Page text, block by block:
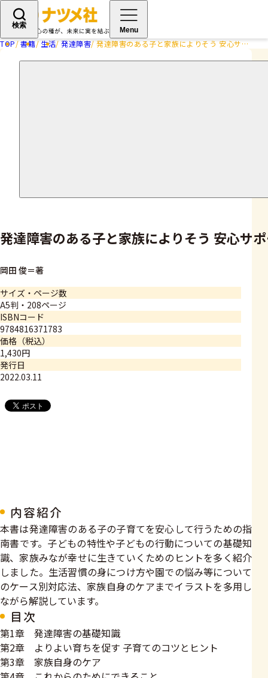
検索
Menu
TOP 書籍 生活 発達障害 発達障害のある子と家族によりそう 安心サポートBOOK 幼児編
発達障害のある子と家族によりそう 安心サ
岡田 俊＝著
サイズ・ページ数
A5判・208ページ
ISBNコード
9784816371783
価格（税込）
1,430円
発行日
2022.03.11
内容紹介
本書は発達障害のある子の子育てを安心して行うための指
南書です。子どもの特性や子どもの行動についての基礎知
識、家族みなが幸せに生きていくためのヒントを多く紹介
しました。生活習慣の身につけ方や園での悩み等について
のケース別対応法、家族自身のケアまでイラストを多用し
ながら解説しています。
目次
第1章 発達障害の基礎知識
第2章 よりよい育ちを促す 子育てのコツとヒント
第3章 家族自身のケア